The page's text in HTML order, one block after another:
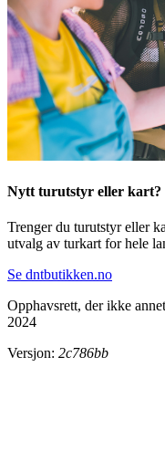
Nytt turutstyr eller kart?
Trenger du turutstyr eller
utvalg av turkart for hele
Se dntbutikken.no
Opphavsrett, der ikke
2024
Versjon: 2c786bb